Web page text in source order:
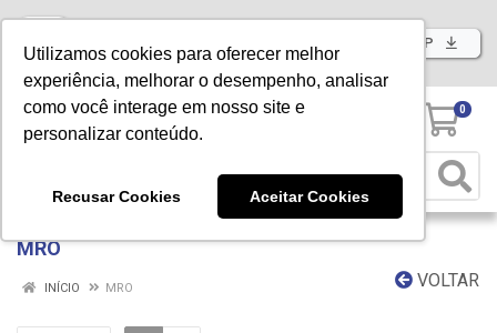
Utilizamos cookies para oferecer melhor
experiência, melhorar o desempenho, analisar
como você interage em nosso site e
personalizar conteúdo.
Recusar Cookies Aceitar Cookies
Baixe já nosso APP
0
MRO
VOLTAR
INÍCIO MRO